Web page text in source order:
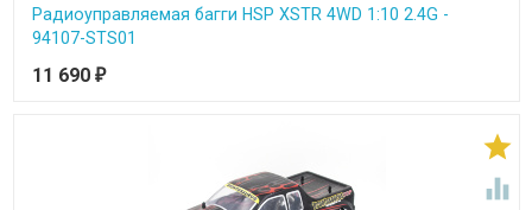
Радиоуправляемая багги HSP XSTR 4WD 1:10 2.4G -
94107-STS01
11 690 ₽

